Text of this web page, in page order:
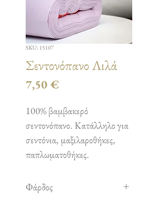
SKU: 15107
Σεντονόπανο Λιλά
7,50 €
100% βαμβακερό
σεντονόπανο. Κατάλληλο για
σεντόνια, μαξιλαροθήκες,
παπλωματοθήκες.
Φάρδος